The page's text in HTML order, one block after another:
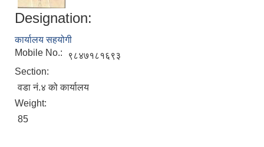
Designation:
कार्यालय सहयोगी
Mobile No.:
९८४७१८१६९३
Section:
वडा नं.४ को कार्यालय
Weight:
85